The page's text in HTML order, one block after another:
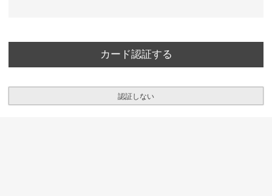
カード認証する
認証しない